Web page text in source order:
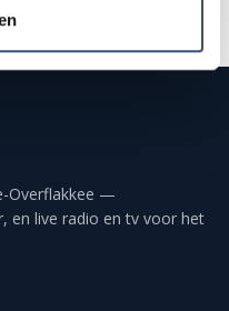
Overflakkee —
en live radio en tv voor het